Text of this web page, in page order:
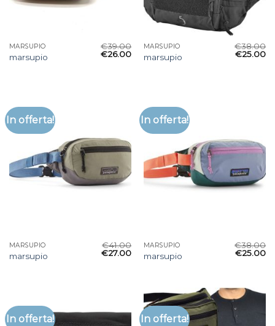
MARSUPIO
marsupio
€39.00
€26.00
MARSUPIO
marsupio
€38.00
€25.00
In offerta!
MARSUPIO
marsupio
€41.00
€27.00
In offerta!
MARSUPIO
marsupio
€38.00
€25.00
In offerta! In offerta!